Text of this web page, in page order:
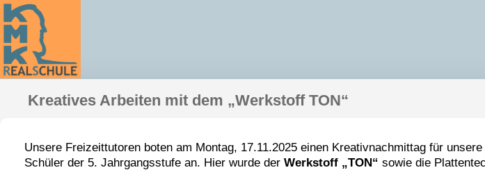
Kreatives Arbeiten mit dem „Werkstoff TON“
Unsere Freizeittutoren boten am Montag, 17.11.2025 einen Kreativnachmittag für
Schüler der 5. Jahrgangsstufe an. Hier wurde der Werkstoff „TON“ sowie die